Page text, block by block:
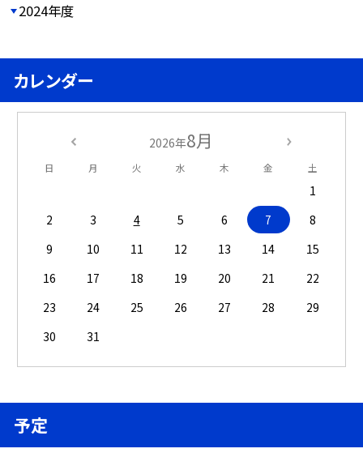
2024年度
カレンダー
2026年8月
日 月 火 水 木 金 土
1
2
3 4 5 6 7
8
9
10 11 12 13 14
15
16
17 18 19 20 21
22
23
24 25 26 27 28
29
30
31
予定